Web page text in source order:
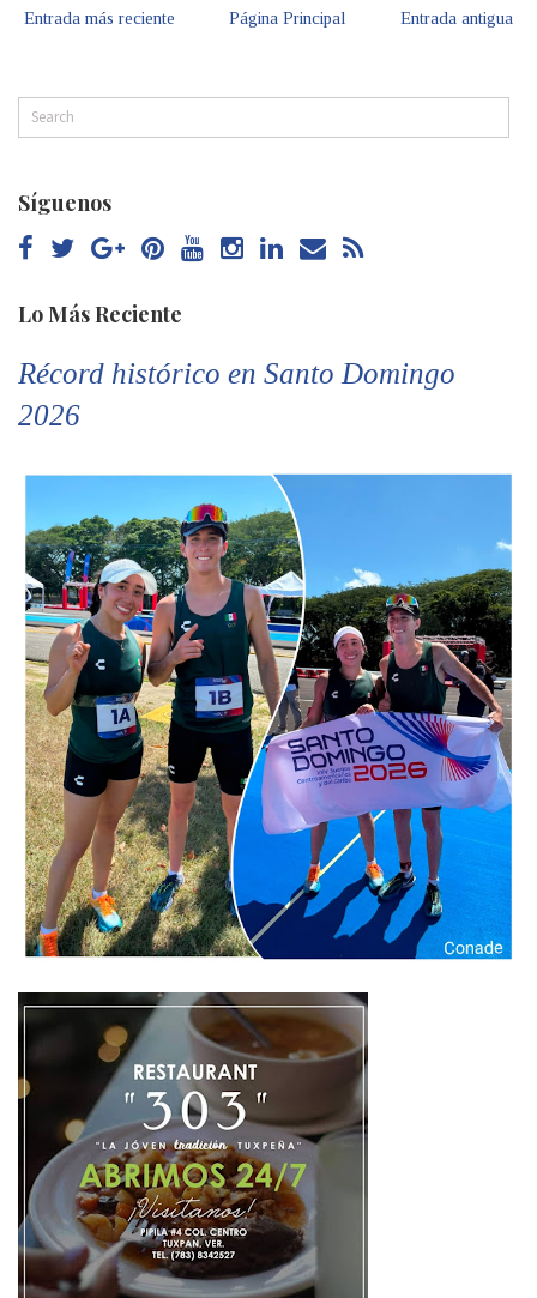
Entrada más reciente Entrada antigua
Página Principal
Síguenos
Lo Más Reciente
Récord histórico en Santo Domingo
2026